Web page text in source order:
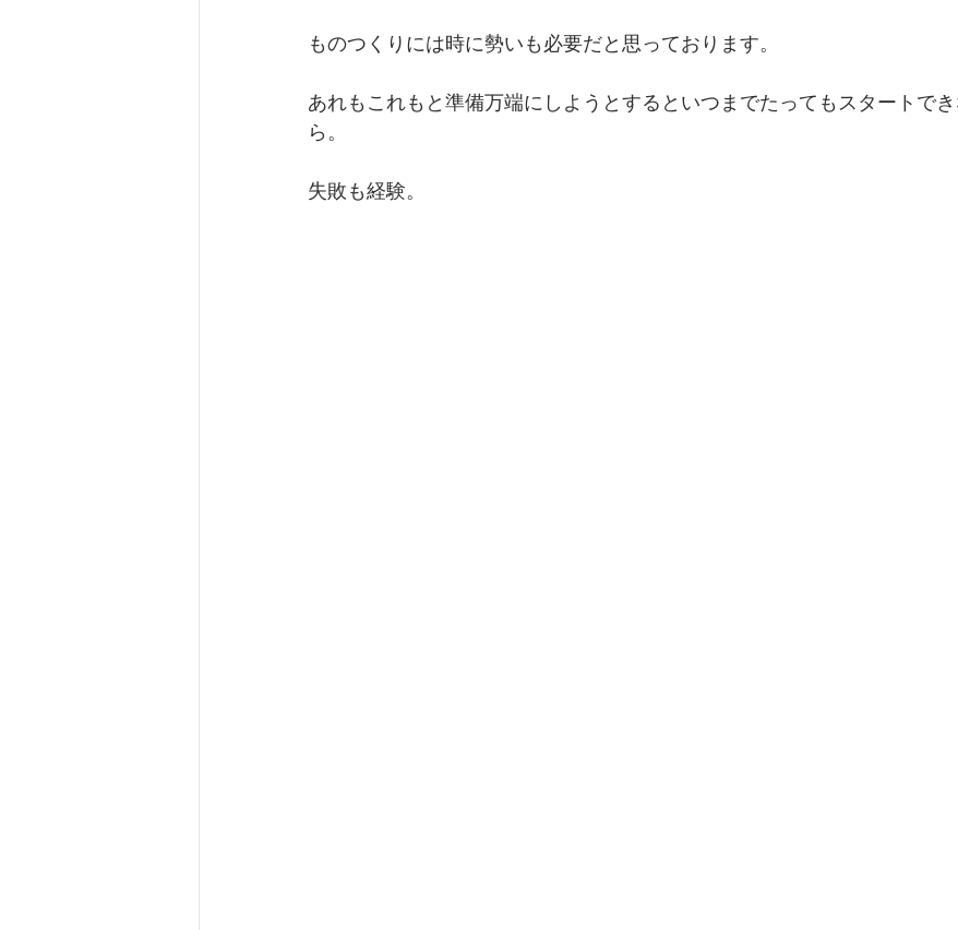
ものつくりには時に勢いも必要だと思っております。
あれもこれもと準備万端にしようとするといつまでたってもスタートで
ら。
失敗も経験。